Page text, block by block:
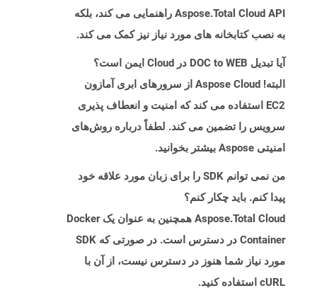
Aspose.Total Cloud API راهنمایی می کند، بلکه
به نصب کتابخانه های مورد نیاز نیز کمک می کند.
آیا تبدیل DOC to WEB در Cloud ایمن است؟
البته! Aspose Cloud از سرورهای ابری آمازون
EC2 استفاده می کند که امنیت و انعطاف پذیری
سرویس را تضمین می کند. لطفاً درباره روش‌های
امنیتی Aspose بیشتر بخوانید.
من نمی توانم SDK را برای زبان مورد علاقه خود
پیدا کنم. باید چکار کنم؟
Aspose.Total Cloud همچنین به عنوان یک Docker
Container در دسترس است. در صورتی که SDK
مورد نیاز شما هنوز در دسترس نیست، از آن با
cURL استفاده کنید.